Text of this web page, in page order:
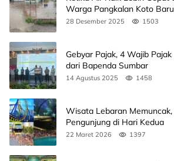
Warga Pangkalan Koto
Banjir
28 Desember 2025 1503
Gebyar Pajak, 4 Wajib
dari Bapenda Sumbar
14 Agustus 2025 1458
Wisata Lebaran
Pengunjung di Hari Kedua
22 Maret 2026 1397